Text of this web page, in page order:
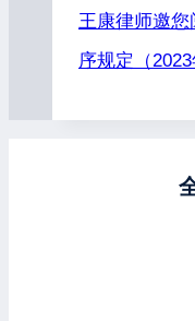
王康律师邀您
序规定（2023